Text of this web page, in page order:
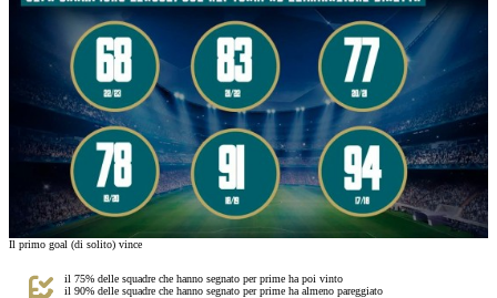
Il primo goal (di solito) vince
il 75% delle squadre che hanno segnato per prime ha poi vinto
il 90% delle squadre che hanno segnato per prime ha almeno pareggiato